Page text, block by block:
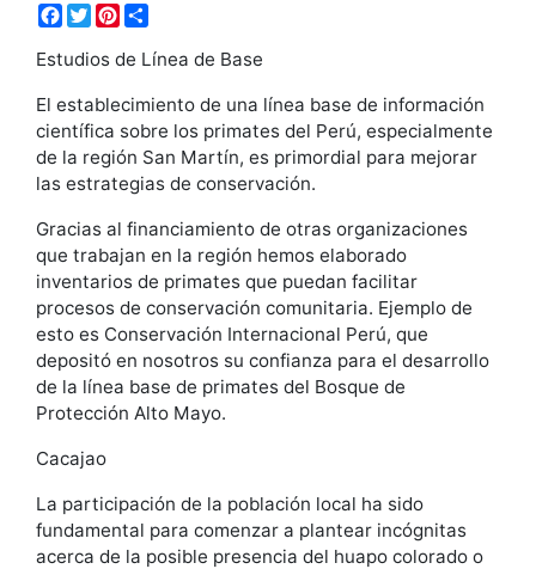
Facebook
TwitterPinterest
Estudios de Línea de Base
El establecimiento de una línea base de información
científica sobre los primates del Perú, especialmente
de la región San Martín, es primordial para mejorar
las estrategias de conservación.
Gracias al financiamiento de otras organizaciones
que trabajan en la región hemos elaborado
inventarios de primates que puedan facilitar
procesos de conservación comunitaria. Ejemplo de
esto es Conservación Internacional Perú, que
depositó en nosotros su confianza para el desarrollo
de la línea base de primates del Bosque de
Protección Alto Mayo.
Cacajao
La participación de la población local ha sido
fundamental para comenzar a plantear incógnitas
acerca de la posible presencia del huapo colorado o